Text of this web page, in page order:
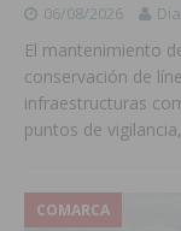
06/08/2026
El mantenimiento
conservación de
infraestructuras
puntos de
COMARCA